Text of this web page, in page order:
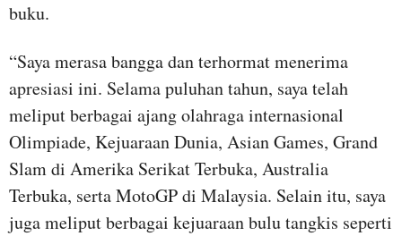
buku.
“Saya merasa bangga dan terhormat menerima
apresiasi ini. Selama puluhan tahun, saya telah
meliput berbagai ajang olahraga internasional
Olimpiade, Kejuaraan Dunia, Asian Games, Grand
Slam di Amerika Serikat Terbuka, Australia
Terbuka, serta MotoGP di Malaysia. Selain itu, saya
juga meliput berbagai kejuaraan bulu tangkis seperti